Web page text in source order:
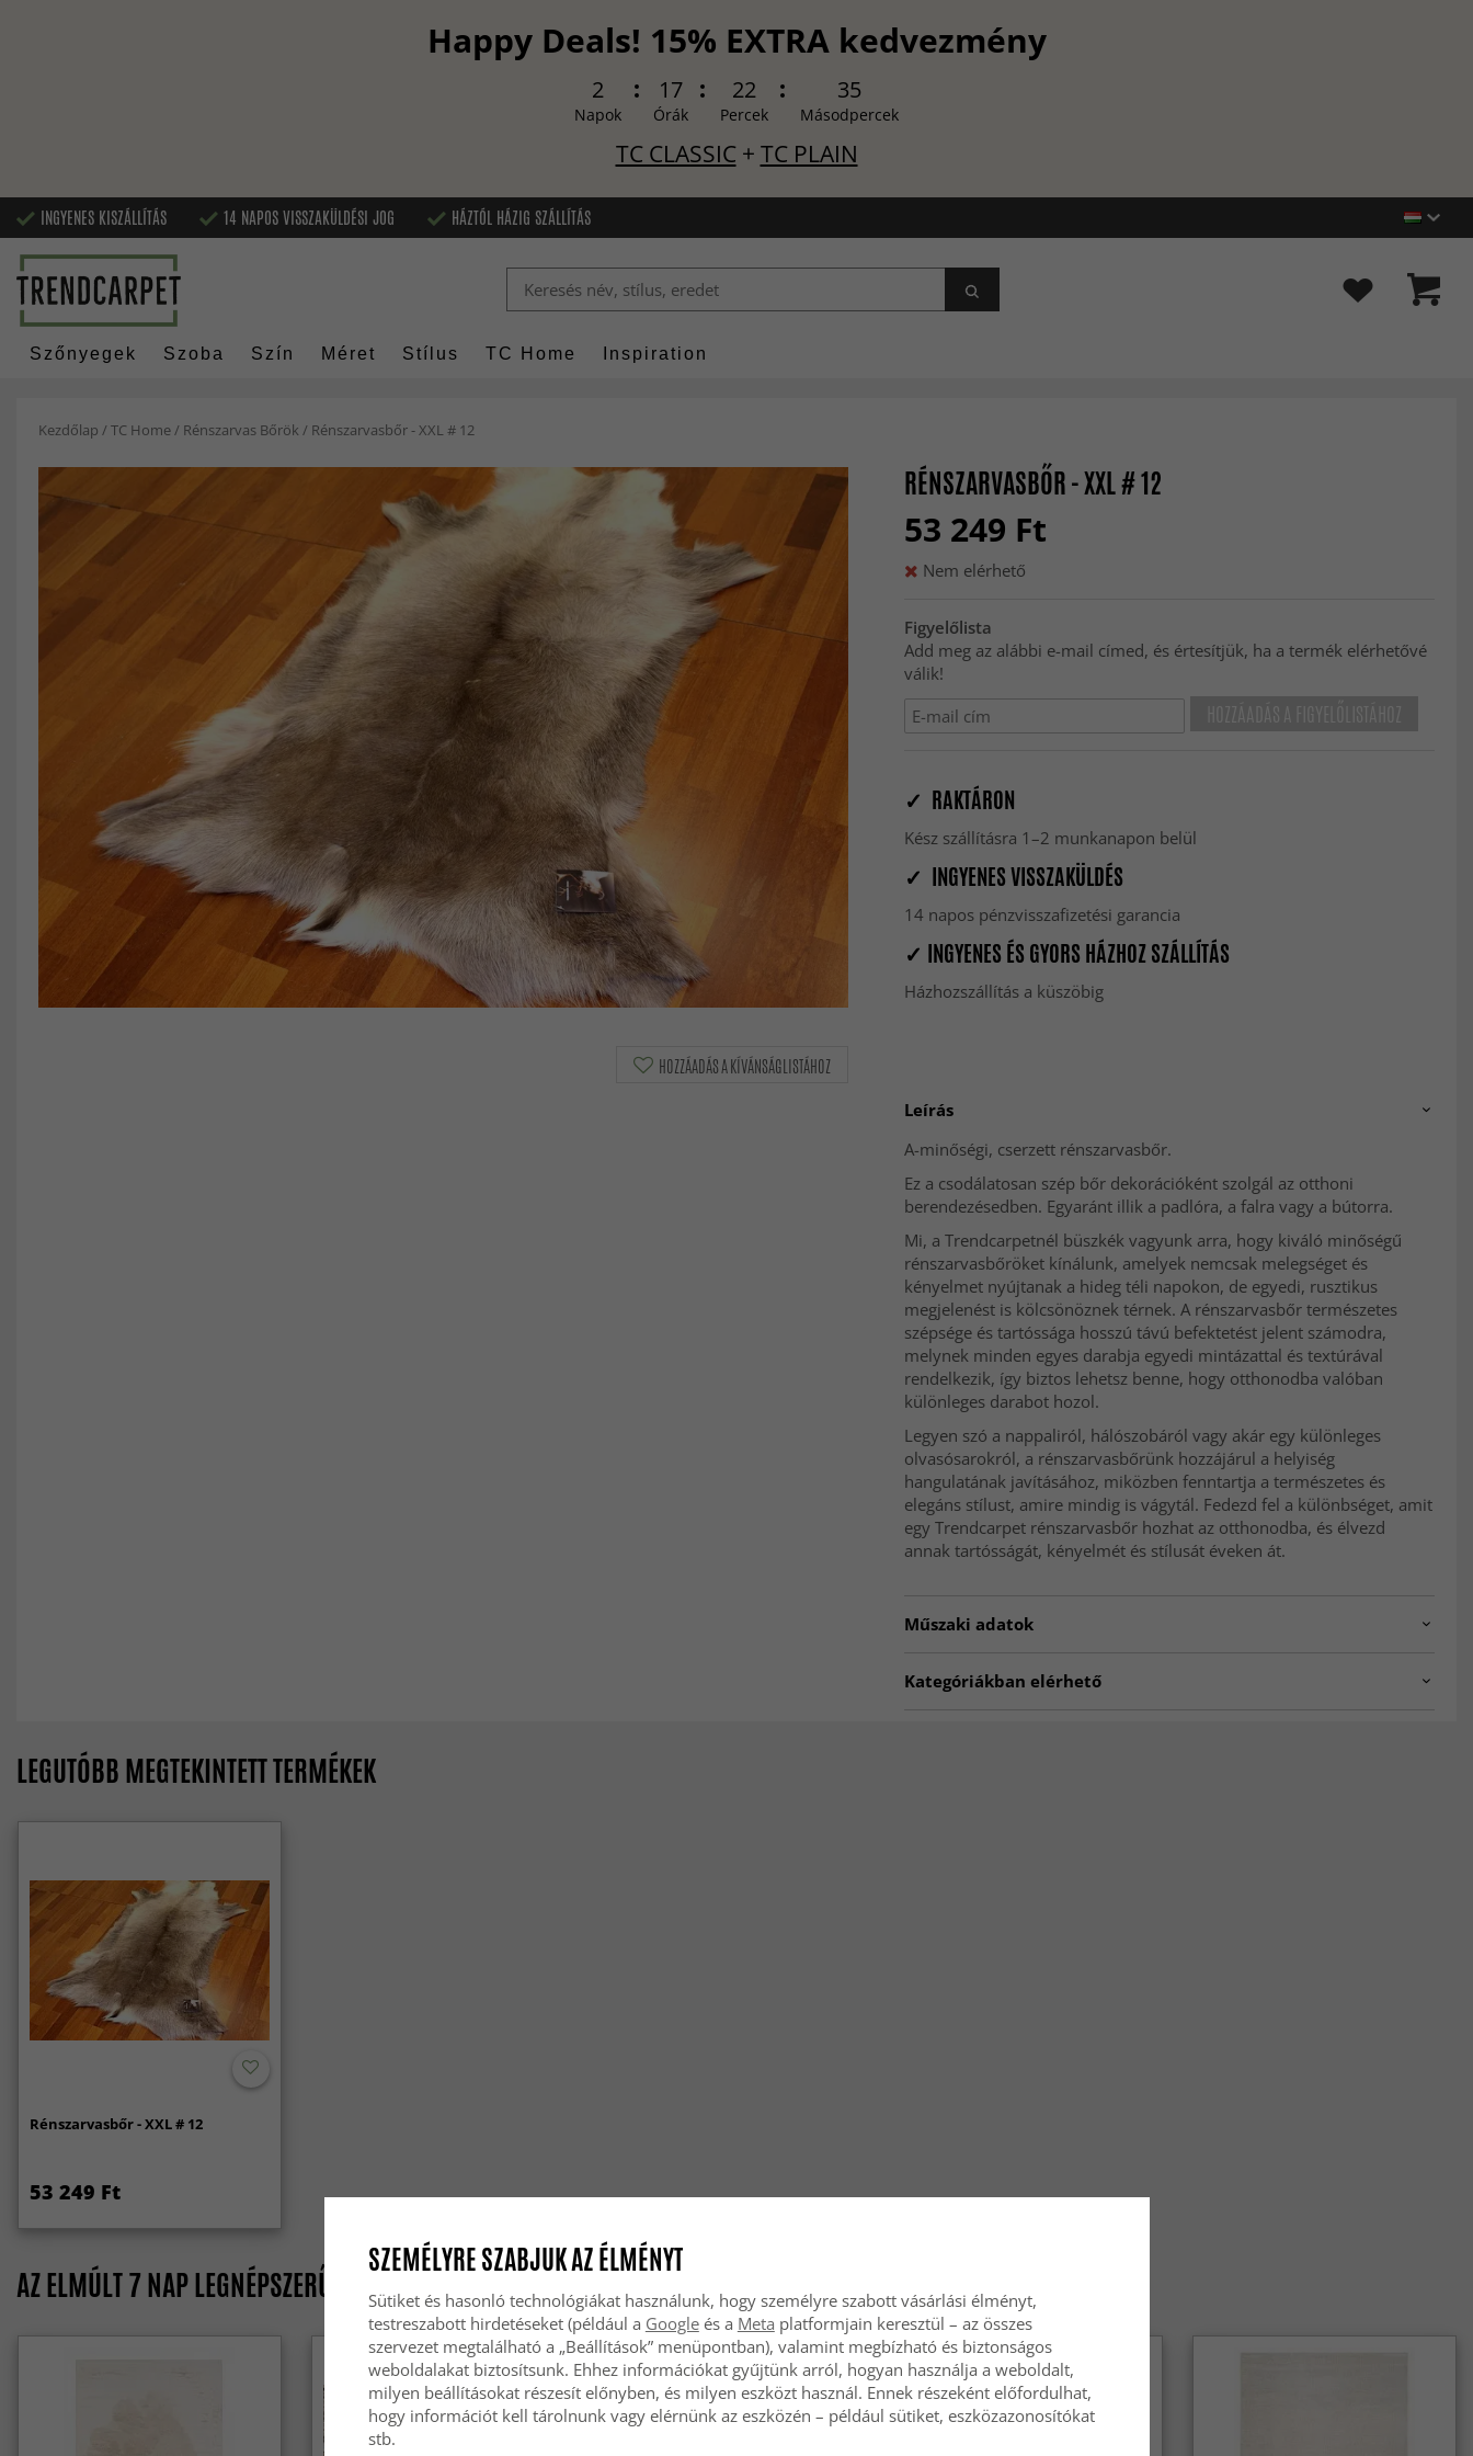
Happy Deals! 15% EXTRA kedvezmény
2
Napok
17
Órák
22
Percek
34
Másodpercek
TC CLASSIC+ TC PLAIN
INGYENES KISZÁLLÍTÁS 14 NAPOS VISSZAKÜLDÉSI JOG HÁZTÓL HÁZIG SZÁLLÍTÁS
Szőnyegek Szoba Szín Méret Stílus TC Home Inspiration
Kezdőlap /TC Home/ Rénszarvas Bőrök / Rénszarvasbőr - XXL # 12
RÉNSZARVASBŐR - XXL # 12
53 249 Ft
Nem elérhető
Figyelőlista
Add meg az alábbi e-mail címed, és értesítjük, ha a termék elérhetővé
válik!
✓ RAKTÁRON
Kész szállításra 1–2 munkanapon belül
✓ INGYENES VISSZAKÜLDÉS
14 napos pénzvisszafizetési garancia
✓ INGYENES ÉS GYORS HÁZHOZ SZÁLLÍTÁS
Házhozszállítás a küszöbig
Leírás
A-minőségi, cserzett rénszarvasbőr.
Ez a csodálatosan szép bőr dekorációként szolgál az otthoni
berendezésedben. Egyaránt illik a padlóra, a falra vagy a bútorra.
Mi, a Trendcarpetnél büszkék vagyunk arra, hogy kiváló minőségű
rénszarvasbőröket kínálunk, amelyek nemcsak melegséget és
kényelmet nyújtanak a hideg téli napokon, de egyedi, rusztikus
megjelenést is kölcsönöznek térnek. A rénszarvasbőr természetes
szépsége és tartóssága hosszú távú befektetést jelent számodra,
melynek minden egyes darabja egyedi mintázattal és textúrával
rendelkezik, így biztos lehetsz benne, hogy otthonodba valóban
különleges darabot hozol.
Legyen szó a nappaliról, hálószobáról vagy akár egy különleges
olvasósarokról, a rénszarvasbőrünk hozzájárul a helyiség
hangulatának javításához, miközben fenntartja a természetes és
elegáns stílust, amire mindig is vágytál. Fedezd fel a különbséget, amit
egy Trendcarpet rénszarvasbőr hozhat az otthonodba, és élvezd
annak tartósságát, kényelmét és stílusát éveken át.
Műszaki adatok
Kategóriákban elérhető
HOZZÁADÁS A KÍVÁNSÁGLISTÁHOZ
LEGUTÓBB MEGTEKINTETT TERMÉKEK
Rénszarvasbőr - XXL # 12
53 249 Ft
AZ ELMÚLT 7 NAP LEGNÉPSZERŰBB TERMÉKEI
SZEMÉLYRE SZABJUK AZ ÉLMÉNYT
Sütiket és hasonló technológiákat használunk, hogy személyre szabott vásárlási élményt,
testreszabott hirdetéseket (például a Googleés a Meta platformjain keresztül – az összes
szervezet megtalálható a „Beállítások” menüpontban), valamint megbízható és biztonságos
weboldalakat biztosítsunk. Ehhez információkat gyűjtünk arról, hogyan használja a weboldalt,
milyen beállításokat részesít előnyben, és milyen eszközt használ. Ennek részeként előfordulhat,
hogy információt kell tárolnunk vagy elérnünk az eszközén – például sütiket, eszközazonosítókat
stb.